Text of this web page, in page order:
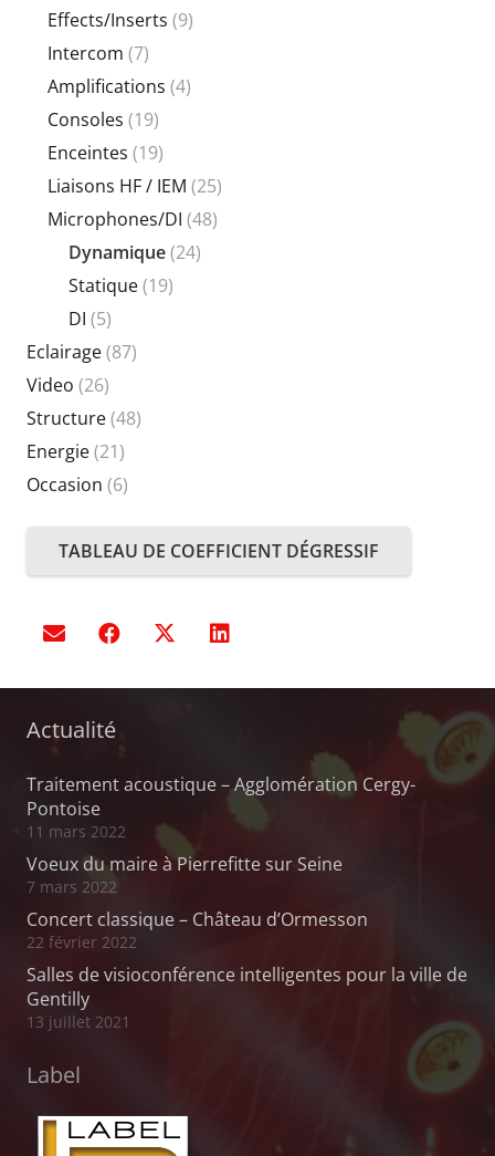
Effects/Inserts (9)
Intercom (7)
Amplifications (4)
Consoles (19)
Enceintes (19)
Liaisons HF / IEM (25)
Microphones/DI (48)
Dynamique(24)
Statique(19)
DI (5)
Eclairage(87)
Video (26)
Structure(48)
Energie(21)
Occasion (6)
TABLEAU DE COEFFICIENT DÉGRESSIF
Actualité
Traitement acoustique – Agglomération Cergy-
Pontoise
11 mars 2022
Voeux du maire à Pierrefitte sur Seine
7 mars 2022
Concert classique – Château d’Ormesson
22 février 2022
Salles de visioconférence intelligentes pour la ville de
Gentilly
13 juillet 2021
Label